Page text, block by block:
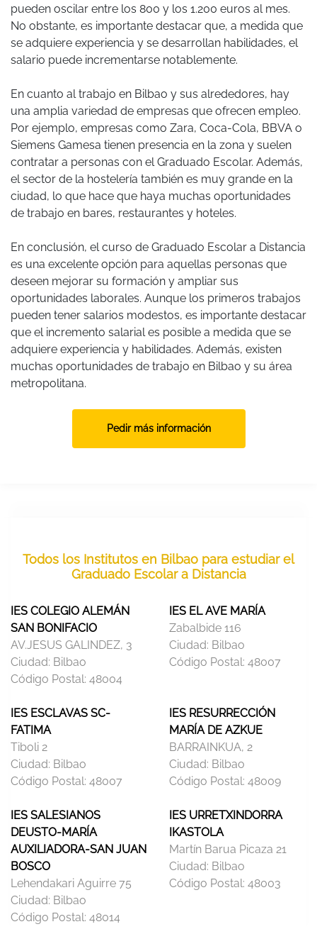
pueden oscilar entre los 800 y los 1.200 euros al mes.
No obstante, es importante destacar que, a medida que
se adquiere experiencia y se desarrollan habilidades, el
salario puede incrementarse notablemente.
En cuanto al trabajo en Bilbao y sus alrededores, hay
una amplia variedad de empresas que ofrecen empleo.
Por ejemplo, empresas como Zara, Coca-Cola, BBVA o
Siemens Gamesa tienen presencia en la zona y suelen
contratar a personas con el Graduado Escolar. Además,
el sector de la hostelería también es muy grande en la
ciudad, lo que hace que haya muchas oportunidades
de trabajo en bares, restaurantes y hoteles.
En conclusión, el curso de Graduado Escolar a Distancia
es una excelente opción para aquellas personas que
deseen mejorar su formación y ampliar sus
oportunidades laborales. Aunque los primeros trabajos
pueden tener salarios modestos, es importante destacar
que el incremento salarial es posible a medida que se
adquiere experiencia y habilidades. Además, existen
muchas oportunidades de trabajo en Bilbao y su área
metropolitana.
Pedir más información
Todos los Institutos en Bilbao para estudiar el
Graduado Escolar a Distancia
IES COLEGIO ALEMÁN
SAN BONIFACIO
AV.JESUS GALINDEZ, 3
Ciudad: Bilbao
Código Postal: 48004
IES EL AVE MARÍA
Zabalbide 116
Ciudad: Bilbao
Código Postal: 48007
IES ESCLAVAS SC-
FATIMA
Tiboli 2
Ciudad: Bilbao
Código Postal: 48007
IES RESURRECCIÓN
MARÍA DE AZKUE
BARRAINKUA, 2
Ciudad: Bilbao
Código Postal: 48009
IES SALESIANOS
DEUSTO-MARÍA
AUXILIADORA-SAN JUAN
BOSCO
Lehendakari Aguirre 75
Ciudad: Bilbao
Código Postal: 48014
IES URRETXINDORRA
IKASTOLA
Martín Barua Picaza 21
Ciudad: Bilbao
Código Postal: 48003